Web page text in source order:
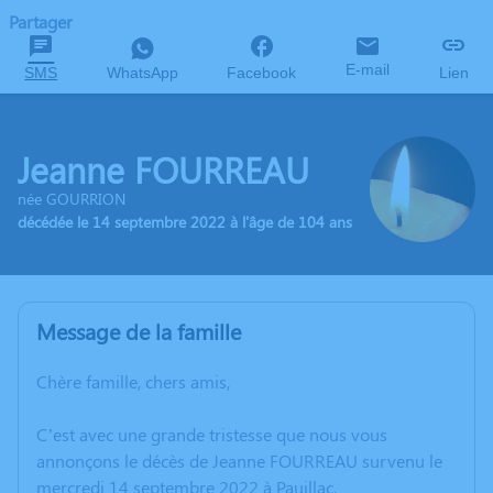
Partager
SMS WhatsApp Facebook E-mail Lien
Jeanne FOURREAU
née GOURRION
décédée le 14 septembre 2022 à l'âge de 104 ans
Message de la famille
Chère famille, chers amis,
C’est avec une grande tristesse que nous vous
annonçons le décès de Jeanne FOURREAU survenu le
mercredi 14 septembre 2022 à Pauillac.